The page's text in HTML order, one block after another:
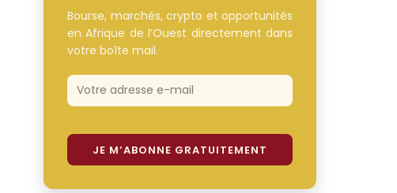
Bourse, marchés, crypto et opportunités
en Afrique de l’Ouest directement dans
votre boîte mail.